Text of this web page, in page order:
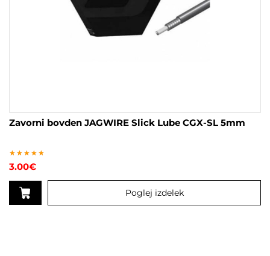
Zavorni bovden JAGWIRE Slick Lube CGX-SL 5mm
Ocenjeno
4.5
3.00€
Poglej izdelek